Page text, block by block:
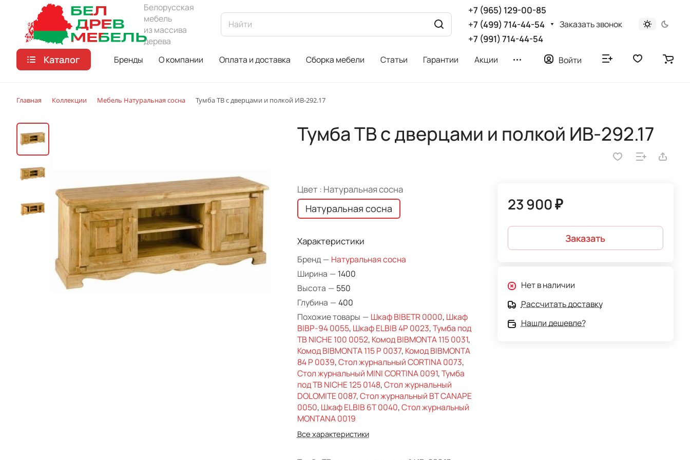
Белорусская
мебель
из массива
дерева
+7 (965) 129-00-85
+7 (499) 714-44-54
+7 (991) 714-44-54
Заказать звонок
Каталог Бренды О компании Оплата и доставка Сборка мебели Статьи Гарантии Акции Войти
Главная Коллекции Мебель Натуральная сосна Тумба ТВ с дверцами и полкой ИВ-292.17
Тумба ТВ с дверцами и полкой ИВ-292.17
Цвет : Натуральная сосна
Натуральная сосна
Характеристики
Бренд — Натуральная сосна
Ширина — 1400
Высота — 550
Глубина —400
Похожие товары — Шкаф BIBETR 0000, Шкаф
BIBP-94 0055, Шкаф ELBIB 4P 0023,Тумба под
ТВ NICHE 100 0052, Комод BIBMONTA 115 0031,
Комод BIBMONTA 115 Р 0037, Комод BIBMONTA
84 Р 0039,Стол журнальный CORTINA 0073,
Стол журнальный MINI CORTINA 0091,Тумба
под ТВ NICHE 125 0148,Стол журнальный
DOLOMITE 0087,Стол журнальный BT CANAPE
0050, Шкаф ELBIB 6T 0040,Стол журнальный
MONTANA 0019
Все характеристики
23 900 ₽
Заказать
Нет в наличии
Рассчитать доставку
Нашли дешевле?